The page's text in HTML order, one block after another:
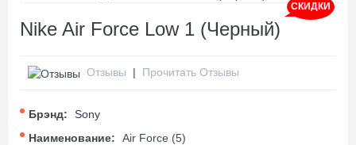
СКИДКИ
Nike Air Force Low 1 (Черный)
Отзывы | Прочитать Отзывы
Брэнд:
Sony
Наименование:
Air Force (5)